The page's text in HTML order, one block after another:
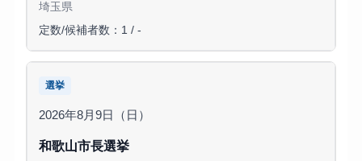
埼玉県
定数/候補者数：1 / -
選挙
2026年8月9日（日）
和歌山市長選挙